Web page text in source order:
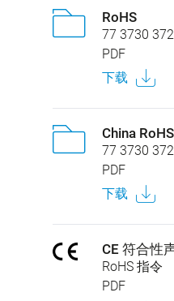
RoHS
77 3730
PDF
下载
China RoHS
77 3730
PDF
下载
CE 符合性
RoHS 指令
PDF